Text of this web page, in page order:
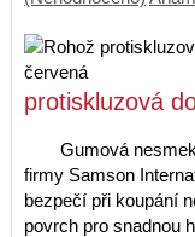
protiskluzová
Gumová
firmy Samson
bezpečí při koupání
povrch pro snadnou